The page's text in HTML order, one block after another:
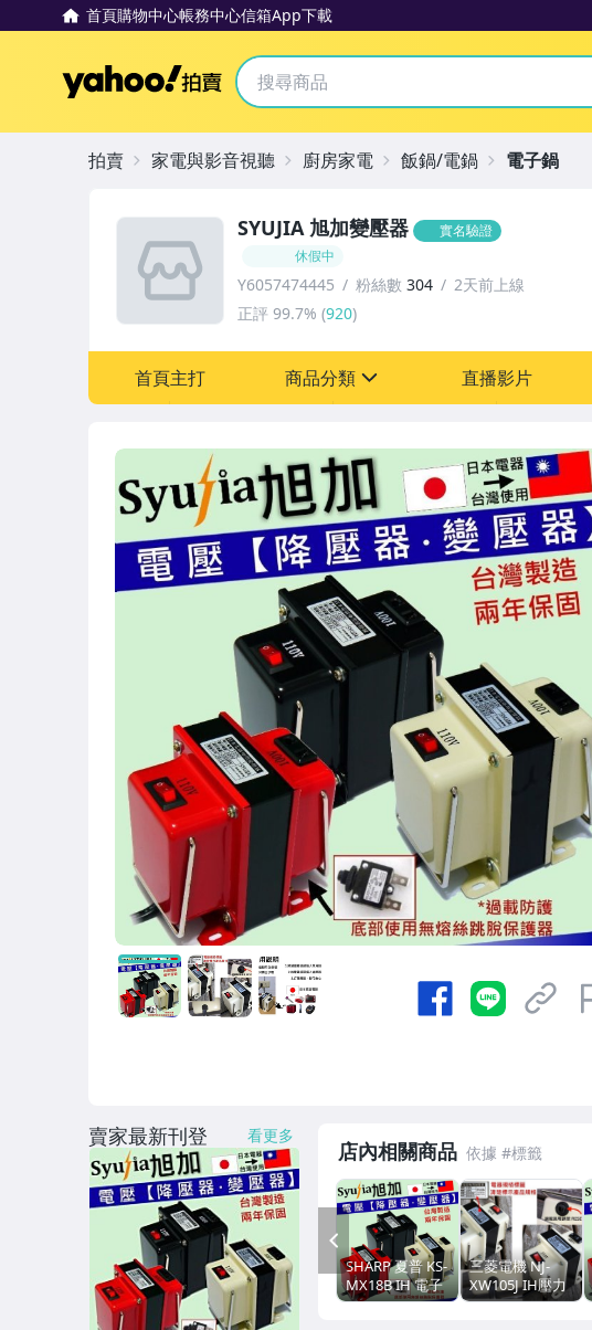
首頁購物中心帳務中心信箱App下載
Yahoo拍賣
SYUJIA 旭加變壓器
實名驗證
休假中
Y6057474445 粉絲數 304
2天前上線
正評 99.7% (920)
首頁主打 商品分類 直播影片
拍賣 家電與影音視聽 廚房家電 飯鍋/電鍋 電子鍋
店內相關商品
SHARP 夏普 KS-
MX18B IH 電子
鍋 日本電器 專
三菱電機 NJ-
XW105J IH壓力
電子鍋 電鍋日本
PREV
賣家最新刊登 看更多